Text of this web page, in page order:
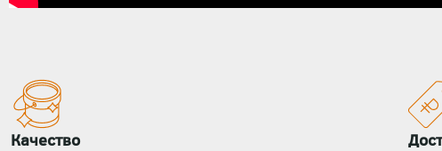
Качество